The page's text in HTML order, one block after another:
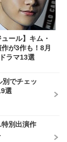
ュール】キム・
が3作も！8月
ラマ13選
別でチェッ
選
別出演作